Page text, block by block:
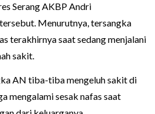
Serang AKBP Andri
Menurutnya, tersangka
terakhirnya saat sedang menjalani
sakit.
AN tiba-tiba mengeluh sakit di
mengalami sesak nafas saat